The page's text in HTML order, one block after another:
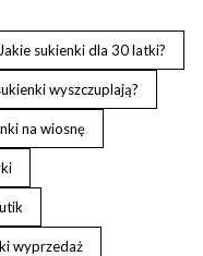
Jakie sukienki dla 30 latki?
wyszczuplają?
na wiosnę
wyprzedaż